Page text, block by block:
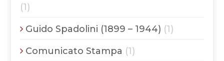
(1)
Guido Spadolini (1899 – 1944) (1)
Comunicato Stampa (1)